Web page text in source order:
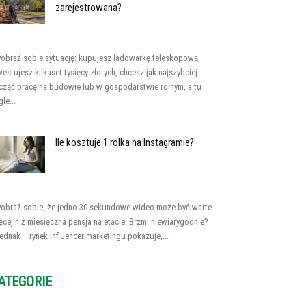
zarejestrowana?
sobie sytuację: kupujesz ładowarkę teleskopową,
kilkaset tysięcy złotych, chcesz jak najszybciej
pracę na budowie lub w gospodarstwie rolnym, a tu
Ile kosztuje 1 rolka na Instagramie?
sobie, że jedno 30-sekundowe wideo może być warte
niż miesięczna pensja na etacie. Brzmi niewiarygodnie?
– rynek influencer marketingu pokazuje,...